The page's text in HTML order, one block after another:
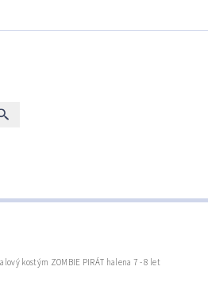
kostým ZOMBIE PIRÁT halena 7 - 8 let